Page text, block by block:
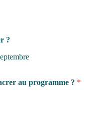
?
au programme ? *